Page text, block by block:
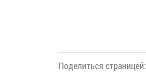
Поделиться страницей: